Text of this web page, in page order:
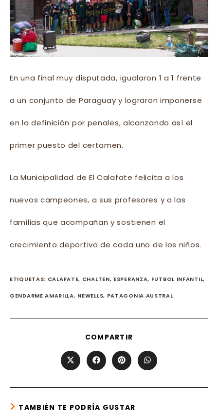
En una final muy disputada, igualaron 1 a 1 frente
a un conjunto de Paraguay y lograron imponerse
en la definición por penales, alcanzando así el
primer puesto del certamen.
La Municipalidad de El Calafate felicita a los
nuevos campeones, a sus profesores y a las
familias que acompañan y sostienen el
crecimiento deportivo de cada uno de los niños.
ETIQUETAS: CALAFATE, CHALTEN, ESPERANZA, FUTBOL INFANTIL,
GENDARME AMARILLA, NEWELLS, PATAGONIA AUSTRAL
COMPARTIR
CONTENT
Opens
in
window
Opens
in
window
Opens
in
window
Opens
in
window
TAMBIÉN TE PODRÍA GUSTAR